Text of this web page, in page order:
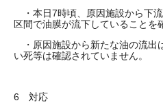
・本日7時頃、原因施設から下
区間で油膜が流下していることを
・原因施設から新たな油の流出
い死等は確認されていません。
6 対応